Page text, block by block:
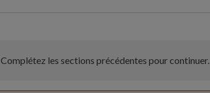
Complétez les sections précédentes pour continuer.